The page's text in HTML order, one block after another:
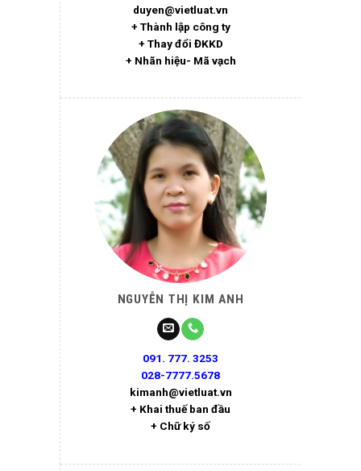
duyen@vietluat.vn
+ Thành lập công ty
+ Thay đổi ĐKKD
+ Nhãn hiệu- Mã vạch
NGUYỄN THỊ KIM ANH
091. 777. 3253
028-7777.5678
kimanh@vietluat.vn
+ Khai thuế ban đầu
+ Chữ ký số